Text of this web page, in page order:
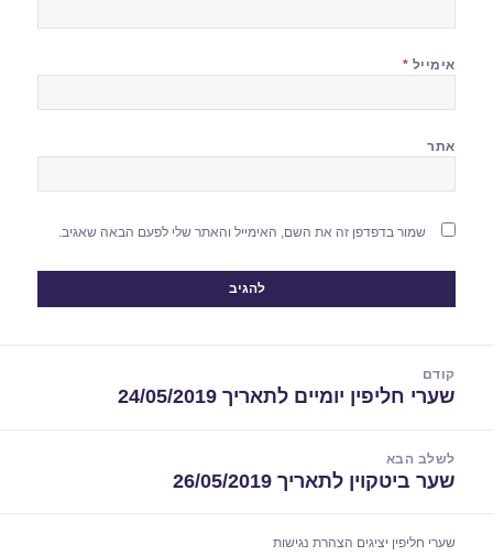
אימייל *
אתר
שמור בדפדפן זה את השם, האימייל והאתר שלי לפעם הבאה שאגיב.
קודם
הפוסט
שערי חליפין יומיים לתאריך 24/05/2019
לשלב הבא
הפוסט
שער ביטקוין לתאריך 26/05/2019
שערי חליפין יציגים הצהרת נגישות